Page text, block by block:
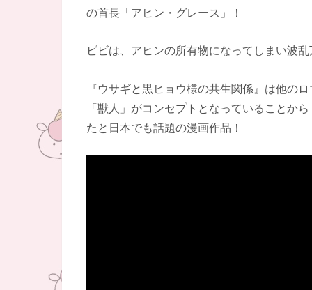
の首長「アヒン・グレース」！
ビビは、アヒンの所有物になってしまい波
『ウサギと黒ヒョウ様の共生関係』は他の
「獣人」がコンセプトとなっていることか
たと日本でも話題の漫画作品！